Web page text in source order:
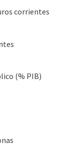
corrientes
(% PIB)